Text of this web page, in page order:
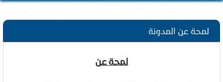
لمحة عن المدونة
لمحة عن